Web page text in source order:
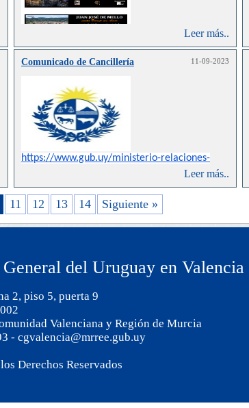
Leer más..
Comunicado de Cancillería 11-09-2023
https://www.gub.uy/ministerio-relaciones-
comunicacion/comunicados/ante-
terremoto-marruecos#dropdown
Leer más..
11 12 13 14 Siguiente »
General del Uruguay en Valencia
2, piso 5, puerta 9
Valenciana y Región de Murcia
- cgvalencia@mrree.gub.uy
Derechos Reservados